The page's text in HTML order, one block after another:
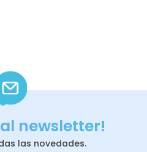
newsletter!
las novedades.